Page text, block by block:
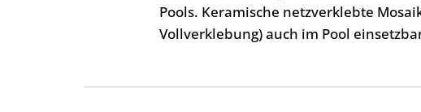
Pools. Keramische netzverklebte
Vollverklebung) auch im Pool